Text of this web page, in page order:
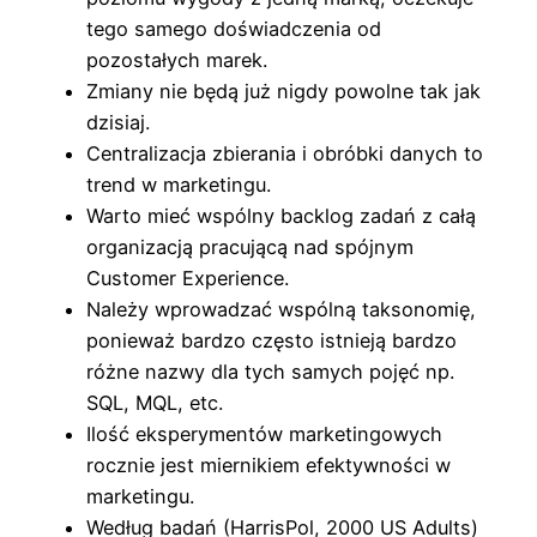
tego samego doświadczenia od
pozostałych marek.
Zmiany nie będą już nigdy powolne tak jak
dzisiaj.
Centralizacja zbierania i obróbki danych to
trend w marketingu.
Warto mieć wspólny backlog zadań z całą
organizacją pracującą nad spójnym
Customer Experience.
Należy wprowadzać wspólną taksonomię,
ponieważ bardzo często istnieją bardzo
różne nazwy dla tych samych pojęć np.
SQL, MQL, etc.
Ilość eksperymentów marketingowych
rocznie jest miernikiem efektywności w
marketingu.
Według badań (HarrisPol, 2000 US Adults)